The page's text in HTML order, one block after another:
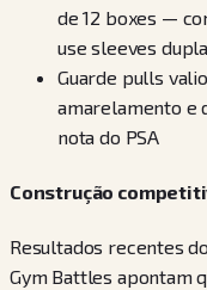
de 12 boxes —
use sleeves
Guarde pulls
amarelamento e
nota do PSA
Construção
Resultados recentes
Gym Battles apontam